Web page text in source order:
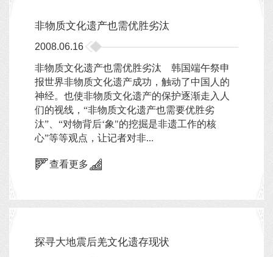
非物质文化遗产也需优胜劣汰
2008.06.16
非物质文化遗产也需优胜劣汰 韩国端午祭申
报世界非物质文化遗产成功，触动了中国人的
神经。也使非物质文化遗产的保护逐渐走入人
们的视线，“非物质文化遗产也需要优胜劣
汰”、“对物背后‘象"的挖掘是非遗工作的核
心”等等观点，让记者对非...
查看更多
探寻大地震后羌文化遗存现状